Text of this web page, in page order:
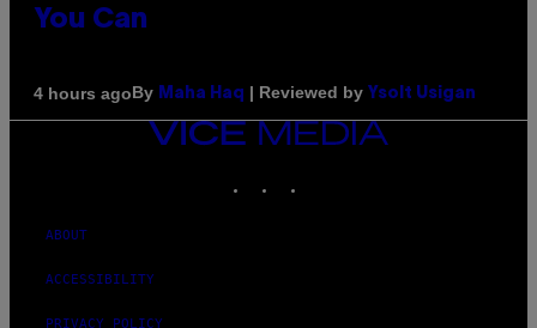
You Can
4 hours agoBy Maha Haq | Reviewed by Ysolt Usigan
VICE
MEDIA
ABOUT
ACCESSIBILITY
PRIVACY POLICY